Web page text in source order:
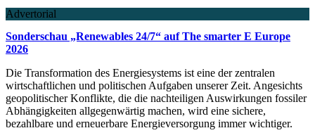
Advertorial
Sonderschau „Renewables 24/7“ auf The smarter E Europe
2026
Die Transformation des Energiesystems ist eine der zentralen
wirtschaftlichen und politischen Aufgaben unserer Zeit. Angesichts
geopolitischer Konflikte, die die nachteiligen Auswirkungen fossiler
Abhängigkeiten allgegenwärtig machen, wird eine sichere,
bezahlbare und erneuerbare Energieversorgung immer wichtiger.